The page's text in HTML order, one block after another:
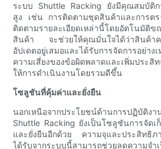
ระบบ Shuttle Racking ยังมีคุณสมบัติก
สูง เช่น การติดตามชุดสินค้าและการต
ติดตามรายละเอียดเหล่านี้โดยอัตโนมัติข
สินค้า จะช่วยให้คุณมั่นใจได้ว่าสินค้าค
อัปเดตอยู่เสมอและได้รับการจัดการอ
ความเสี่ยงของข้อผิดพลาดและเพิ่มประ
ให้การดำเนินงานโดยรวมดีขึ้น
โซลูชันที่คุ้มค่าและยั่งยืน
นอกเหนือจากประโยชน์ด้านการปฏิบั
Shuttle Racking ยังเป็นโซลูชันการจัด
และยั่งยืนอีกด้วย ความจุและประสิทธิภ
ได้รับจากระบบนี้สามารถช่วยลดความจำ